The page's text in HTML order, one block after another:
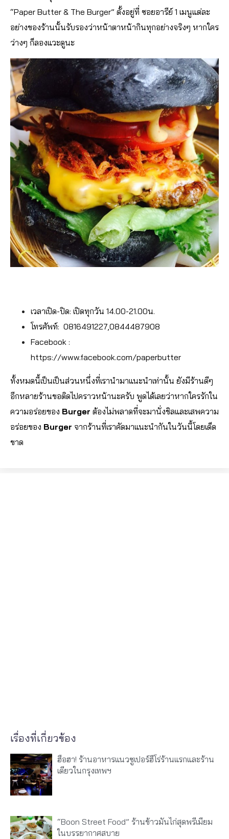
“Paper Butter & The Burger” ตั้งอยู่ที่ ซอยอารีย์ 1 เมนูแต่ละ
อย่างของร้านนั้นรับรองว่าหน้าตาหน้ากินทุกอย่างจริงๆ หากใคร
ว่างๆ ก็ลองแวะดูนะ
เวลาเปิด-ปิด: เปิดทุกวัน 14.00-21.00น.
โทรศัพท์: 0816491227,0844487908
Facebook :
https://www.facebook.com/paperbutter
ทั้งหมดนี้เป็นเป็นส่วนหนึ่งที่เรานำมาแนะนำเท่านั้น ยังมีร้านดีๆ
อีกหลายร้านขอติดไปคราวหน้านะครับ พูดได้เลยว่าหากใครรักใน
ความอร่อยของ Burger ต้องไม่พลาดที่จะมานั่งชิลและเสพความ
อร่อยของ Burger จากร้านที่เราคัดมาแนะนำกันในวันนี้โดยเด็ด
ขาด
เรื่องที่เกี่ยวข้อง
ฮือฮา! ร้านอาหารแนวซูเปอร์ฮีโร่ร้านแรกและร้าน
เดียวในกรุงเทพฯ
“Boon Street Food” ร้านข้าวมันไก่สุดพรีเมียม
ในบรรยากาศสบาย